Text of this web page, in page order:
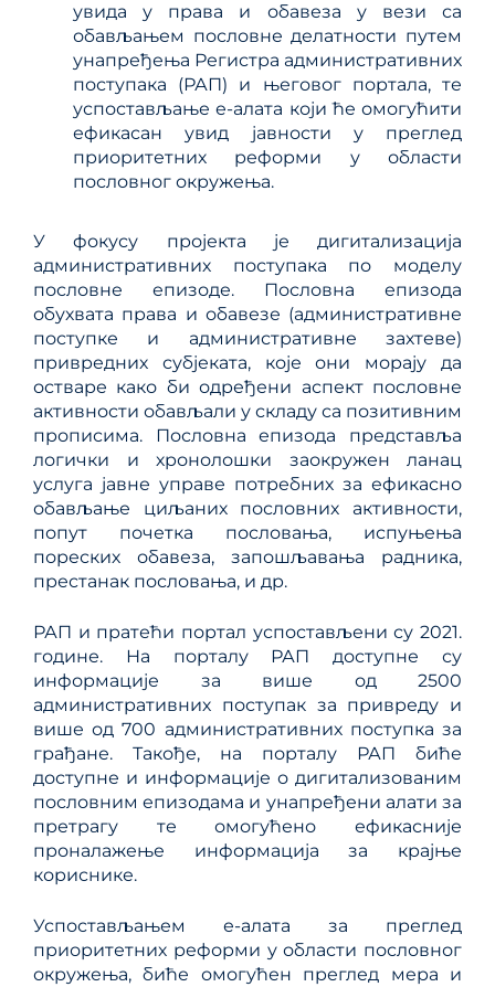
увида у права и обавеза у вези са
обављањем пословне делатности путем
унапређења Регистра административних
поступака (РАП) и његовог портала, те
успостављање е-алата који ће омогућити
ефикасан увид јавности у преглед
приоритетних реформи у области
пословног окружења.
У фокусу пројекта је дигитализација
административних поступака по моделу
пословне епизоде. Пословна епизода
обухвата права и обавезе (административне
поступке и административне захтеве)
привредних субјеката, које они морају да
остваре како би одређени аспект пословне
активности обављали у складу са позитивним
прописима. Пословна епизода представља
логички и хронолошки заокружен ланац
услуга јавне управе потребних за ефикасно
обављање циљаних пословних активности,
попут почетка пословања, испуњења
пореских обавеза, запошљавања радника,
престанак пословања, и др.
РАП и пратећи портал успостављени су 2021.
године. На порталу РАП доступне су
информације за више од 2500
административних поступак за привреду и
више од 700 административних поступка за
грађане. Такође, на порталу РАП биће
доступне и информације о дигитализованим
пословним епизодама и унапређени алати за
претрагу те омогућено ефикасније
проналажење информација за крајње
кориснике.
Успостављањем е-алата за преглед
приоритетних реформи у области пословног
окружења, биће омогућен преглед мера и